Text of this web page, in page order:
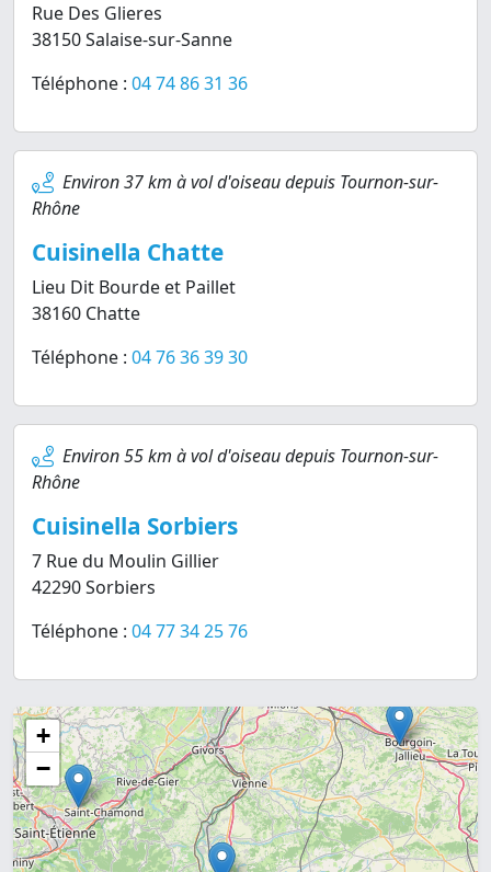
Rue Des Glieres
38150 Salaise-sur-Sanne
Téléphone : 04 74 86 31 36
Environ 37 km à vol d'oiseau depuis Tournon-sur-
Rhône
Cuisinella Chatte
Lieu Dit Bourde et Paillet
38160 Chatte
Téléphone : 04 76 36 39 30
Environ 55 km à vol d'oiseau depuis Tournon-sur-
Rhône
Cuisinella Sorbiers
7 Rue du Moulin Gillier
42290 Sorbiers
Téléphone : 04 77 34 25 76
+
−